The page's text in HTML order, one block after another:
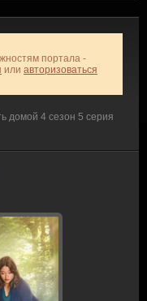
портала -
или авторизоваться
домой 4 сезон 5 серия